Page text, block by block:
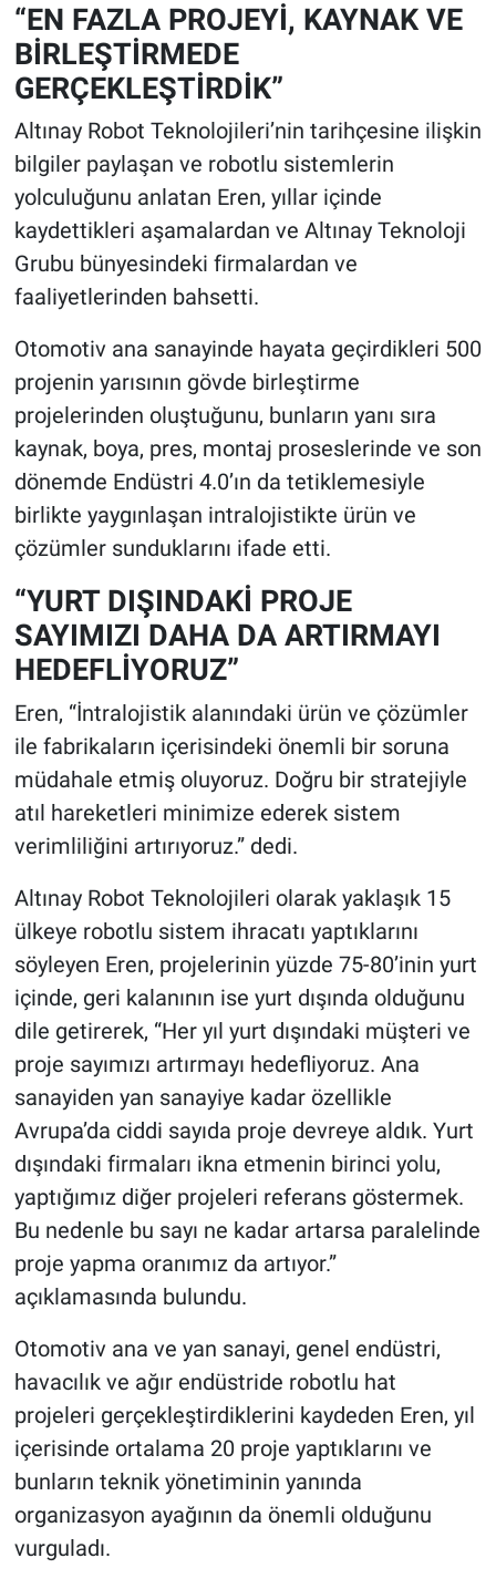
“EN FAZLA PROJEYİ, KAYNAK VE
BİRLEŞTİRMEDE
GERÇEKLEŞTİRDİK”
Altınay Robot Teknolojileri’nin tarihçesine ilişkin
bilgiler paylaşan ve robotlu sistemlerin
yolculuğunu anlatan Eren, yıllar içinde
kaydettikleri aşamalardan ve Altınay Teknoloji
Grubu bünyesindeki firmalardan ve
faaliyetlerinden bahsetti.
Otomotiv ana sanayinde hayata geçirdikleri 500
projenin yarısının gövde birleştirme
projelerinden oluştuğunu, bunların yanı sıra
kaynak, boya, pres, montaj proseslerinde ve son
dönemde Endüstri 4.0’ın da tetiklemesiyle
birlikte yaygınlaşan intralojistikte ürün ve
çözümler sunduklarını ifade etti.
“YURT DIŞINDAKİ PROJE
SAYIMIZI DAHA DA ARTIRMAYI
HEDEFLİYORUZ”
Eren, “İntralojistik alanındaki ürün ve çözümler
ile fabrikaların içerisindeki önemli bir soruna
müdahale etmiş oluyoruz. Doğru bir stratejiyle
atıl hareketleri minimize ederek sistem
verimliliğini artırıyoruz.” dedi.
Altınay Robot Teknolojileri olarak yaklaşık 15
ülkeye robotlu sistem ihracatı yaptıklarını
söyleyen Eren, projelerinin yüzde 75-80’inin yurt
içinde, geri kalanının ise yurt dışında olduğunu
dile getirerek, “Her yıl yurt dışındaki müşteri ve
proje sayımızı artırmayı hedefliyoruz. Ana
sanayiden yan sanayiye kadar özellikle
Avrupa’da ciddi sayıda proje devreye aldık. Yurt
dışındaki firmaları ikna etmenin birinci yolu,
yaptığımız diğer projeleri referans göstermek.
Bu nedenle bu sayı ne kadar artarsa paralelinde
proje yapma oranımız da artıyor.”
açıklamasında bulundu.
Otomotiv ana ve yan sanayi, genel endüstri,
havacılık ve ağır endüstride robotlu hat
projeleri gerçekleştirdiklerini kaydeden Eren, yıl
içerisinde ortalama 20 proje yaptıklarını ve
bunların teknik yönetiminin yanında
organizasyon ayağının da önemli olduğunu
vurguladı.